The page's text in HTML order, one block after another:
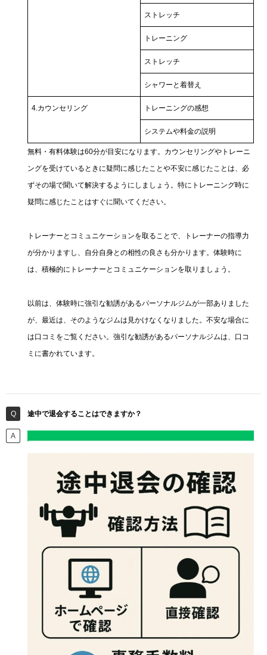
ストレッチ
トレーニング
ストレッチ
シャワーと着替え
4.カウンセリング トレーニングの感想
システムや料金の説明
無料・有料体験は60分が目安になります。カウンセリングやトレーニ
ングを受けているときに疑問に感じたことや不安に感じたことは、必
ずその場で聞いて解決するようにしましょう。特にトレーニング時に
疑問に感じたことはすぐに聞いてください。
トレーナーとコミュニケーションを取ることで、トレーナーの指導力
が分かりますし、自分自身との相性の良さも分かります。体験時に
は、積極的にトレーナーとコミュニケーションを取りましょう。
以前は、体験時に強引な勧誘があるパーソナルジムが一部ありました
が、最近は、そのようなジムは見かけなくなりました。不安な場合に
は口コミをご覧ください。強引な勧誘があるパーソナルジムは、口コ
ミに書かれています。
途中で退会することはできますか？